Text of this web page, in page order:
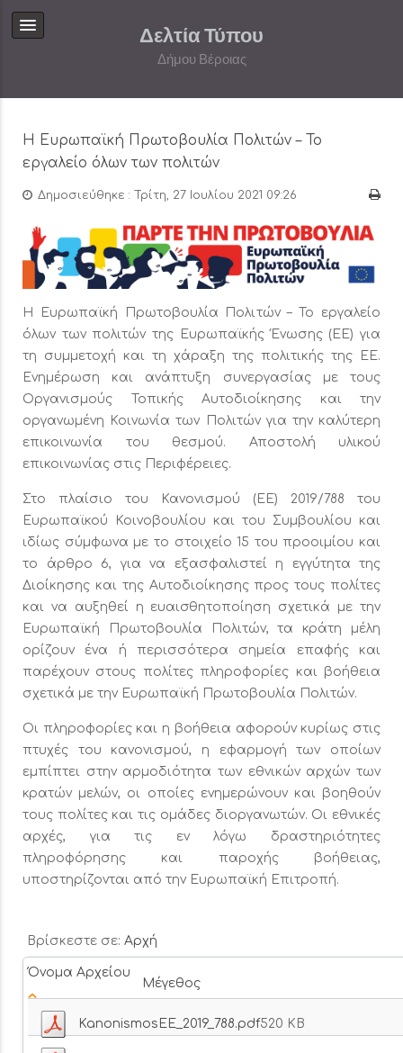
Δελτία Τύπου
Δήμου Βέροιας
Η Ευρωπαϊκή Πρωτοβουλία Πολιτών – Το
εργαλείο όλων των πολιτών
Δημοσιεύθηκε : Τρίτη, 27 Ιουλίου 2021 09:26
Η Ευρωπαϊκή Πρωτοβουλία Πολιτών – Το εργαλείο
όλων των πολιτών της Ευρωπαϊκής Ένωσης (ΕΕ) για
τη συμμετοχή και τη χάραξη της πολιτικής της ΕΕ.
Ενημέρωση και ανάπτυξη συνεργασίας με τους
Οργανισμούς Τοπικής Αυτοδιοίκησης και την
οργανωμένη Κοινωνία των Πολιτών για την καλύτερη
επικοινωνία του θεσμού. Αποστολή υλικού
επικοινωνίας στις Περιφέρειες.
Στο πλαίσιο του Κανονισμού (ΕΕ) 2019/788 του
Ευρωπαϊκού Κοινοβουλίου και του Συμβουλίου και
ιδίως σύμφωνα με το στοιχείο 15 του προοιμίου και
το άρθρο 6, για να εξασφαλιστεί η εγγύτητα της
Διοίκησης και της Αυτοδιοίκησης προς τους πολίτες
και να αυξηθεί η ευαισθητοποίηση σχετικά με την
Ευρωπαϊκή Πρωτοβουλία Πολιτών, τα κράτη μέλη
ορίζουν ένα ή περισσότερα σημεία επαφής και
παρέχουν στους πολίτες πληροφορίες και βοήθεια
σχετικά με την Ευρωπαϊκή Πρωτοβουλία Πολιτών.
Οι πληροφορίες και η βοήθεια αφορούν κυρίως στις
πτυχές του κανονισμού, η εφαρμογή των οποίων
εμπίπτει στην αρμοδιότητα των εθνικών αρχών των
κρατών μελών, οι οποίες ενημερώνουν και βοηθούν
τους πολίτες και τις ομάδες διοργανωτών. Οι εθνικές
αρχές, για τις εν λόγω δραστηριότητες
πληροφόρησης και παροχής βοήθειας,
υποστηρίζονται από την Ευρωπαϊκή Επιτροπή.
Βρίσκεστε σε: Αρχή
Όνομα Αρχείου
Μέγεθος
KanonismosEE_2019_788.pdf520 KB